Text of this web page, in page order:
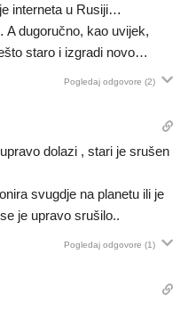
interneta u Rusiji…
dugoručno, kao uvijek,
staro i izgradi novo…
Pogledaj odgovore (2)
dolazi , stari je srušen
svugdje na planetu ili je
je upravo srušilo..
Pogledaj odgovore (1)